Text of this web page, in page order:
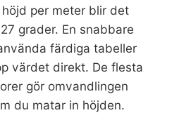
per meter blir det
grader. En snabbare
färdiga tabeller
värdet direkt. De flesta
gör omvandlingen
du matar in höjden.